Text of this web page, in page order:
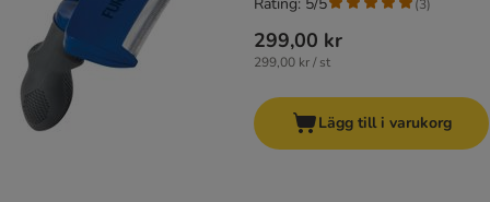
299,00 kr
299,00 kr / st
(3)
Lägg till i varukorg